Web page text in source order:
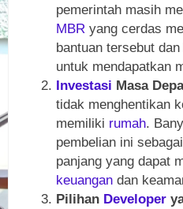
pemerintah masih
MBR yang cerdas
bantuan tersebut
untuk mendapatkan
Investasi Masa
tidak menghentikan
memiliki rumah.
pembelian ini sebagai
panjang yang dapat
keuangan dan
Pilihan Developer